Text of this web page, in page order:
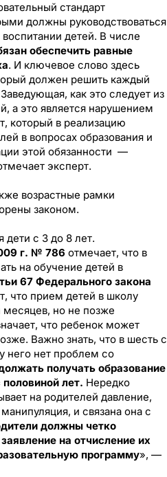
стандарт
должны руководствоваться
детей. В числе
обеспечить равные
. И ключевое слово здесь
должен решить каждый
как это следует из
а это является нарушением
который в реализацию
в вопросах образования и
этой обязанности —
эксперт.
возрастные рамки
законом.
дети с 3 до 8 лет.
г. № 786 отмечает, что в
на обучение детей в
67 Федерального закона
что прием детей в школу
месяцев, но не позже
что ребенок может
Важно знать, что в шесть с
него нет проблем со
получать образование
лет. Нередко
на родителей давление,
и связана она с
должны четко
на отчисление их
программу», —